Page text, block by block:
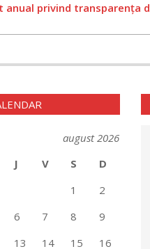
anual privind transparența
august 2026
J V S
D
1
2
6 7 8
9
13 14 15
16